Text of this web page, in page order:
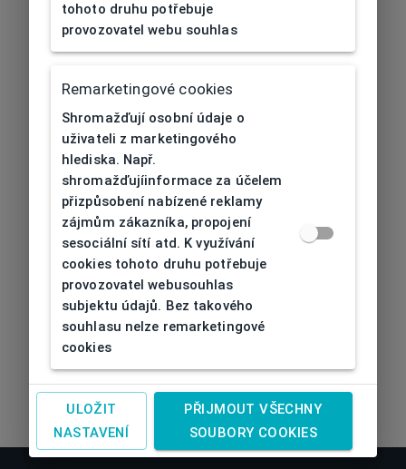
tohoto druhu potřebuje
provozovatel webu souhlas
Remarketingové cookies
Shromažďují osobní údaje o
uživateli z marketingového
hlediska. Např.
shromažďujíinformace za účelem
přizpůsobení nabízené reklamy
zájmům zákazníka, propojení
sesociální sítí atd. K využívání
cookies tohoto druhu potřebuje
provozovatel webusouhlas
subjektu údajů. Bez takového
souhlasu nelze remarketingové
cookies
ULOŽIT
NASTAVENÍ
PŘIJMOUT VŠECHNY
SOUBORY COOKIES